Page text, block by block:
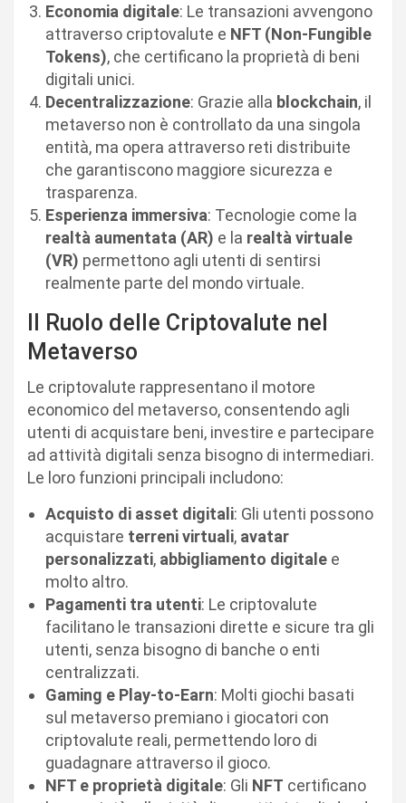
Economia digitale: Le transazioni avvengono
attraverso criptovalute e NFT (Non-Fungible
Tokens), che certificano la proprietà di beni
digitali unici.
Decentralizzazione: Grazie alla blockchain, il
metaverso non è controllato da una singola
entità, ma opera attraverso reti distribuite
che garantiscono maggiore sicurezza e
trasparenza.
Esperienza immersiva: Tecnologie come la
realtà aumentata (AR) e la realtà virtuale
(VR) permettono agli utenti di sentirsi
realmente parte del mondo virtuale.
Il Ruolo delle Criptovalute nel
Metaverso
Le criptovalute rappresentano il motore
economico del metaverso, consentendo agli
utenti di acquistare beni, investire e partecipare
ad attività digitali senza bisogno di intermediari.
Le loro funzioni principali includono:
Acquisto di asset digitali: Gli utenti possono
acquistare terreni virtuali, avatar
personalizzati, abbigliamento digitale e
molto altro.
Pagamenti tra utenti: Le criptovalute
facilitano le transazioni dirette e sicure tra gli
utenti, senza bisogno di banche o enti
centralizzati.
Gaming e Play-to-Earn: Molti giochi basati
sul metaverso premiano i giocatori con
criptovalute reali, permettendo loro di
guadagnare attraverso il gioco.
NFT e proprietà digitale: Gli NFT certificano